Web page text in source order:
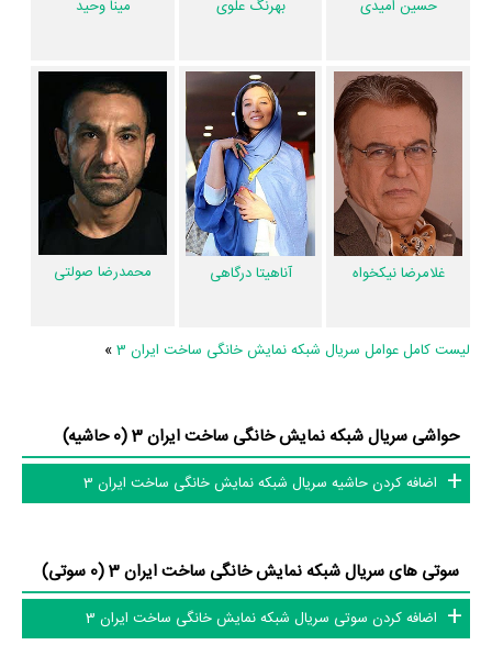
توسط پژوهشگران و مردم ثبت شده است؛ در بخش گالری عکس و پوستر
دیالوگ برتر سریال ساخت ایران 3، سوتی سریال ساخت ایران 3 و نقد سریال
ساخت ایران 3 هنوز موردی ثبت نشده است. قطعا ما و شما به این حد قانع
نیستیم؛ باید به‌کمک علاقمندان فیلم، سریال و تئاتر، این دایرة‌المعارف آنلاین و
بانک اطلاعات هنرمندان و آثار سینما، تلویزیون و تئاتر را کامل و کامل‌تر کنیم.
حسین امیدی بهرنگ علوی مینا وحید
غلامرضا نیکخواه آناهیتا درگاهی محمدرضا صولتی
لیست کامل عوامل سریال شبکه نمایش خانگی ساخت ایران 3 »
حواشی سریال شبکه نمایش خانگی ساخت ایران 3 (0 حاشیه)
اضافه کردن حاشیه سریال شبکه نمایش خانگی ساخت ایران 3
سوتی های سریال شبکه نمایش خانگی ساخت ایران 3 (0 سوتی)
اضافه کردن سوتی سریال شبکه نمایش خانگی ساخت ایران 3